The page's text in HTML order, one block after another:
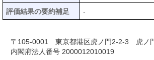
評価結果の要約補足 -
〒105-0001 東京都港区虎ノ門2-2-3 虎ノ
内閣府法人番号 2000012010019